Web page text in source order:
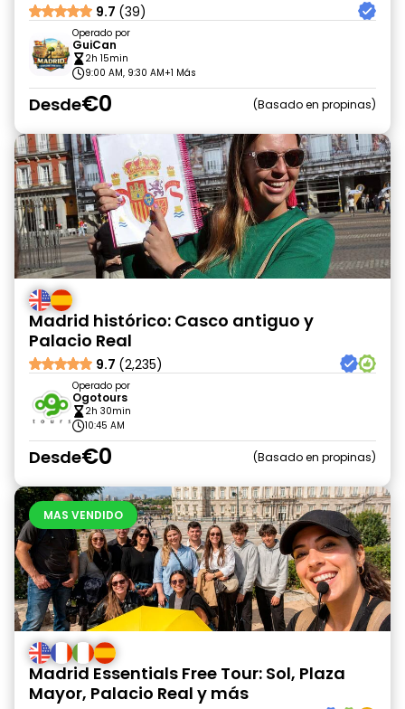
9.7 (39)
Operado por
GuiCan
2h 15min
9:00 AM, 9:30 AM+1 Más
Desde€0 Basado en propinas
Madrid histórico: Casco antiguo y
Palacio Real
9.7 (2,235)
Operado por
Ogotours
2h 30min
10:45 AM
Desde€0 Basado en propinas
MAS VENDIDO
Madrid Essentials Free Tour: Sol, Plaza
Mayor, Palacio Real y más